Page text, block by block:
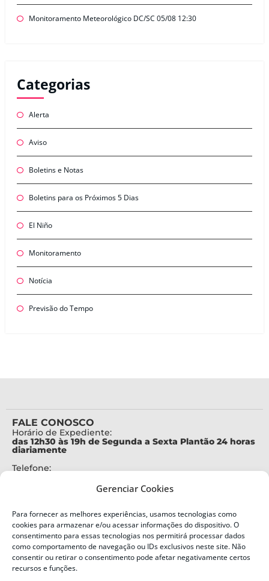
Gerenciar Cookies
Para fornecer as melhores experiências, usamos tecnologias como
cookies para armazenar e/ou acessar informações do dispositivo. O
consentimento para essas tecnologias nos permitirá processar dados
como comportamento de navegação ou IDs exclusivos neste site. Não
consentir ou retirar o consentimento pode afetar negativamente certos
recursos e funções.
Monitoramento Meteorológico DC/SC 05/08 12:30
Categorias
Alerta
Aviso
Boletins e Notas
Boletins para os Próximos 5 Dias
El Niño
Monitoramento
Notícia
Previsão do Tempo
FALE CONOSCO
Horário de Expediente:
das 12h30 às 19h de Segunda a Sexta Plantão 24 horas
diariamente
Telefone:
Alertas Defesa Civil:
SMS 40199
ENDEREÇO
Defesa Civil do Estado de Santa Catarina